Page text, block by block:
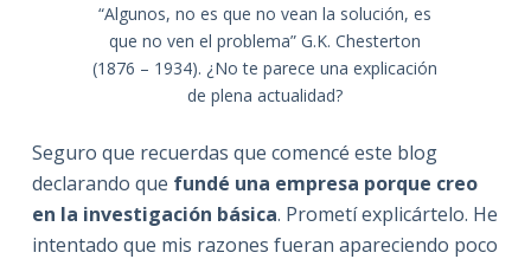
“Algunos, no es que no vean la solución, es
que no ven el problema” G.K. Chesterton
(1876 – 1934). ¿No te parece una explicación
de plena actualidad?
Seguro que recuerdas que comencé este blog
declarando que fundé una empresa porque creo
en la investigación básica. Prometí explicártelo. He
intentado que mis razones fueran apareciendo poco